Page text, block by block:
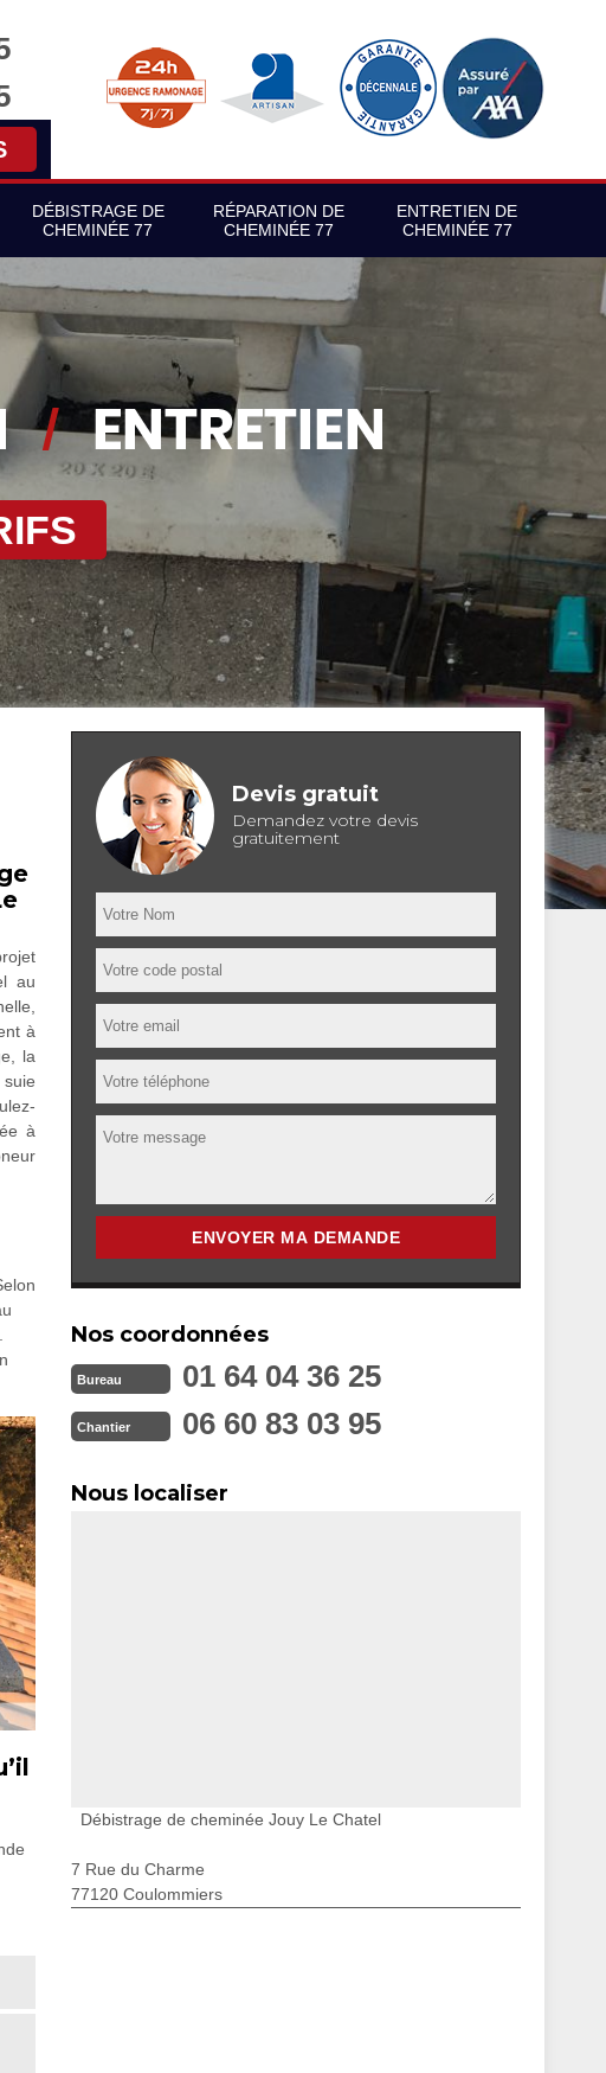
DÉBISTRAGE DE
CHEMINÉE 77
RÉPARATION DE
CHEMINÉE 77
ENTRETIEN DE
CHEMINÉE 77
au
à
la
à
Devis gratuit
Demandez votre devis
gratuitement
Nos coordonnées
Bureau 01 64 04 36 25
Chantier 06 60 83 03 95
Nous localiser
Débistrage de cheminée Jouy Le Chatel
7 Rue du Charme
77120 Coulommiers